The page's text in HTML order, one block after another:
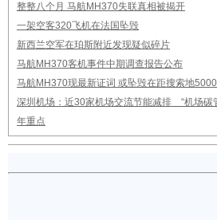
整整八个月 马航MH370失联真相被揭开
一架空客320飞机在法国坠毁
新西兰空军在珀斯附近发现疑似碎片
马航MH370客机事件中期调查报告公布
马航MH370现最新证词 或坠毁在距搜索地
深圳机场：近30家机场交流节能减排 “机场碳
年重点